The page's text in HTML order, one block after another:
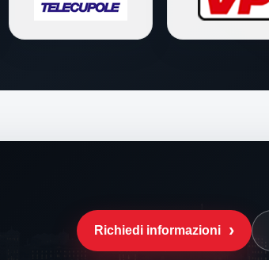
Richiedi informazioni